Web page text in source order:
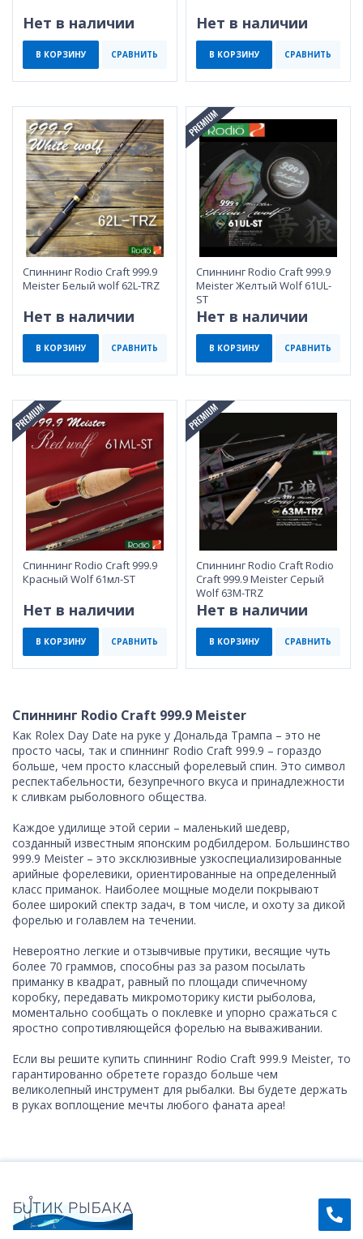
Нет в наличии
В КОРЗИНУ СРАВНИТЬ
Нет в наличии
В КОРЗИНУ СРАВНИТЬ
Спиннинг Rodio Craft 999.9
Meister Белый wolf 62L-TRZ
Нет в наличии
В КОРЗИНУ СРАВНИТЬ
Спиннинг Rodio Craft 999.9
Meister Желтый Wolf 61UL-
ST
Нет в наличии
В КОРЗИНУ СРАВНИТЬ
Спиннинг Rodio Craft 999.9
Красный Wolf 61мл-ST
Нет в наличии
В КОРЗИНУ СРАВНИТЬ
Спиннинг Rodio Craft Rodio
Craft 999.9 Meister Серый
Wolf 63M-TRZ
Нет в наличии
В КОРЗИНУ СРАВНИТЬ
Спиннинг Rodio Craft 999.9 Meister
Как Rolex Day Date на руке у Дональда Трампа – это не
просто часы, так и спиннинг Rodio Craft 999.9 – гораздо
больше, чем просто классный форелевый спин. Это символ
респектабельности, безупречного вкуса и принадлежности
к сливкам рыболовного общества.
Каждое удилище этой серии – маленький шедевр,
созданный известным японским родбилдером. Большинство
999.9 Meister – это эксклюзивные узкоспециализированные
арийные форелевики, ориентированные на определенный
класс приманок. Наиболее мощные модели покрывают
более широкий спектр задач, в том числе, и охоту за дикой
форелью и голавлем на течении.
Невероятно легкие и отзывчивые прутики, весящие чуть
более 70 граммов, способны раз за разом посылать
приманку в квадрат, равный по площади спичечному
коробку, передавать микромоторику кисти рыболова,
моментально сообщать о поклевке и упорно сражаться с
яростно сопротивляющейся форелью на вываживании.
Если вы решите купить спиннинг Rodio Craft 999.9 Meister, то
гарантированно обретете гораздо больше чем
великолепный инструмент для рыбалки. Вы будете держать
в руках воплощение мечты любого фаната ареа!